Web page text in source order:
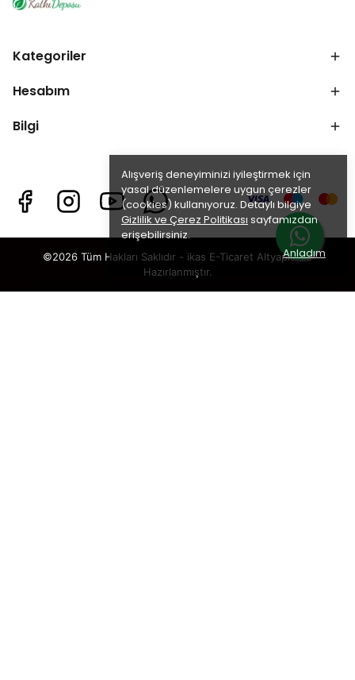
Alışveriş deneyiminizi iyileştirmek için
yasal düzenlemelere uygun çerezler
(cookies) kullanıyoruz. Detaylı bilgiye
Gizlilik ve Çerez Politikası sayfamızdan
erişebilirsiniz.
Anladım
Kategoriler
Hesabım
Bilgi
©2026 Tüm Hakları Saklıdır - ikas E-Ticaret Altyapısı ile
Hazırlanmıştır.